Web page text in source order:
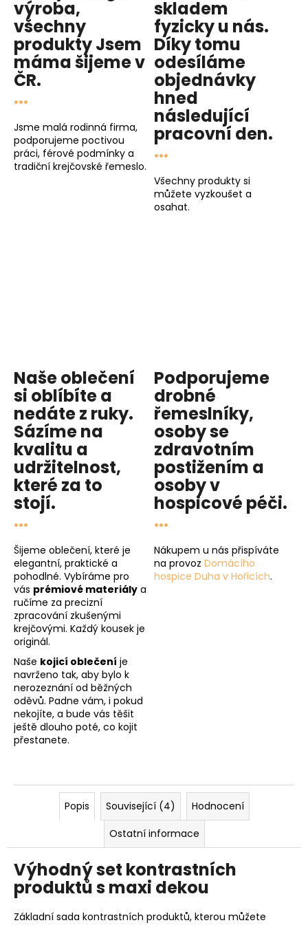
výroba,
všechny
produktyJsem
mámašijeme v
ČR.
...
Jsme malá rodinná firma,
podporujeme poctivou
práci, férové podmínky a
tradiční krejčovské řemeslo.
skladem
fyzicky u nás.
Díky tomu
odesíláme
objednávky
hned
následující
pracovní den.
...
Všechny produkty si
můžete vyzkoušet a
osahat.
Naše oblečení
si oblíbíte a
nedáte z ruky.
Sázíme na
kvalitu a
udržitelnost,
které za to
stojí.
...
Šijeme oblečení, které je
elegantní, praktické a
pohodlné. Vybíráme pro
vás prémiové materiály a
ručíme za precizní
zpracování zkušenými
krejčovými. Každý kousek je
originál.
Naše kojicí oblečení je
navrženo tak, aby bylo k
nerozeznání od běžných
oděvů. Padne vám, i pokud
nekojíte, a bude vás těšit
ještě dlouho poté, co kojit
přestanete.
Podporujeme
drobné
řemeslníky,
osoby se
zdravotním
postižením a
osoby v
hospicové péči.
...
Nákupem u nás přispíváte
na provoz Domácího
hospice Duha v Hořicích.
Popis Související (4)
Hodnocení
Ostatní informace
Výhodný set kontrastních
produktů s maxi dekou
Základní sada kontrastních produktů, kterou můžete